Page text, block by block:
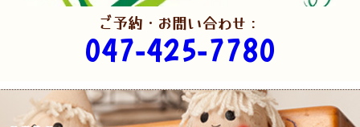
ご予約・お問い合わせ：
047-425-7780